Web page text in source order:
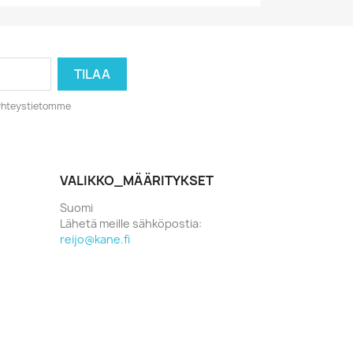
VALIKKO_MÄÄRITYKSET
Suomi
Lähetä meille sähköpostia:
reijo@kane.fi